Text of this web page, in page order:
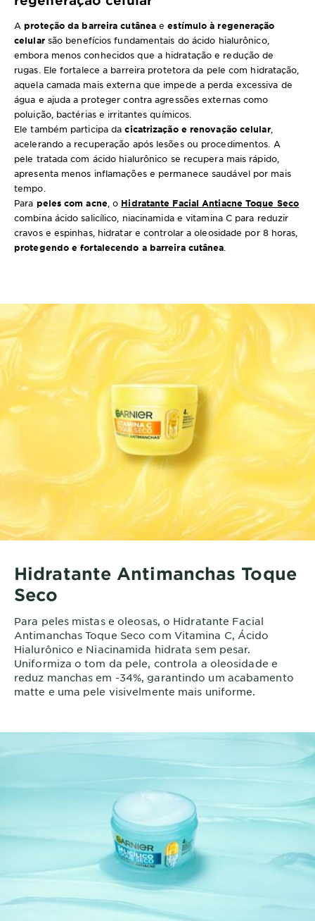
Aproteção da barreira cutânea eestímulo à regeneração
celularsão benefícios fundamentais do ácido hialurônico,
embora menos conhecidos que a hidratação e redução de
rugas. Ele fortalece a barreira protetora da pele com hidratação,
aquela camada mais externa que impede a perda excessiva de
água e ajuda a proteger contra agressões externas como
poluição, bactérias e irritantes químicos.
Ele também participa dacicatrização e renovação celular,
acelerando a recuperação após lesões ou procedimentos. A
pele tratada com ácido hialurônico se recupera mais rápido,
apresenta menos inflamações e permanece saudável por mais
tempo.
Para peles com acne , o Hidratante Facial Antiacne Toque Seco
combina ácido salicílico, niacinamida e vitamina C para reduzir
cravos e espinhas, hidratar e controlar a oleosidade por 8 horas,
protegendo e fortalecendo a barreira cutânea
Hidratante Antimanchas Toque
Seco
Para peles mistas e oleosas, o Hidratante Facial
Antimanchas Toque Seco com Vitamina C, Ácido
Hialurônico e Niacinamida hidrata sem pesar.
Uniformiza o tom da pele, controla a oleosidade e
reduz manchas em -34%, garantindo um acabamento
matte e uma pele visivelmente mais uniforme.